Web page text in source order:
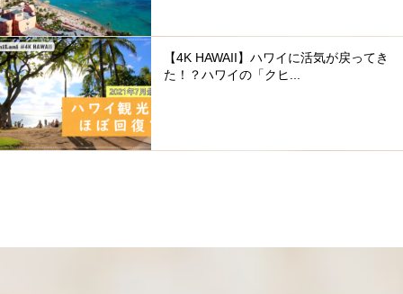
【4K HAWAII】ハワイに活気が戻ってき
た！？ハワイの「クヒ...